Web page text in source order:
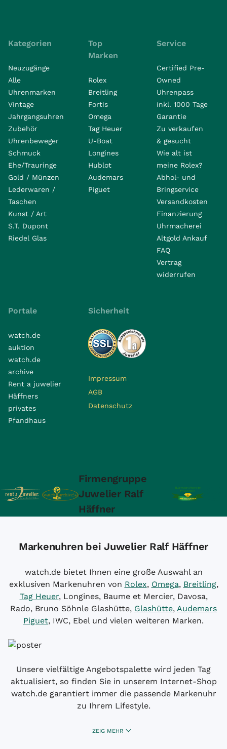
Kategorien
Neuzugänge
Alle
Uhrenmarken
Vintage
Jahrgangsuhren
Zubehör
Uhrenbeweger
Schmuck
Ehe/Trauringe
Gold / Münzen
Lederwaren /
Taschen
Kunst / Art
S.T. Dupont
Riedel Glas
Top
Marken
Rolex
Breitling
Fortis
Omega
Tag Heuer
U-Boat
Longines
Hublot
Audemars
Piguet
Service
Certified Pre-
Owned
Uhrenpass
inkl. 1000 Tage
Garantie
Zu verkaufen
& gesucht
Wie alt ist
meine Rolex?
Abhol- und
Bringservice
Versandkosten
Finanzierung
Uhrmacherei
Altgold Ankauf
FAQ
Vertrag
widerrufen
Portale
watch.de
auktion
watch.de
archive
Rent a juwelier
Häffners
privates
Pfandhaus
Sicherheit
Impressum
AGB
Datenschutz
Firmengruppe
Juwelier Ralf
Häffner
Markenuhren bei Juwelier Ralf Häffner
watch.de bietet Ihnen eine große Auswahl an
exklusiven Markenuhren von Rolex, Omega, Breitling,
Tag Heuer, Longines, Baume et Mercier, Davosa,
Rado, Bruno Söhnle Glashütte, Glashütte, Audemars
Piguet, IWC, Ebel und vielen weiteren Marken.
Unsere vielfältige Angebotspalette wird jeden Tag
aktualisiert, so finden Sie in unserem Internet-Shop
watch.de garantiert immer die passende Markenuhr
zu Ihrem Lifestyle.
ZEIG MEHR